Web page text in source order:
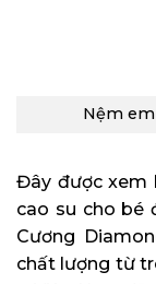
Nệm
Đây được xem
cao su cho bé
Cương
chất lượng từ